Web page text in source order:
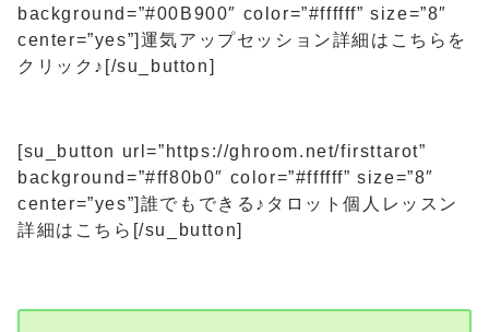
background=”#00B900″ color=”#ffffff” size=”8″
center=”yes”]運気アップセッション詳細はこちらを
クリック♪[/su_button]
[su_button url=”https://ghroom.net/firsttarot”
background=”#ff80b0″ color=”#ffffff” size=”8″
center=”yes”]誰でもできる♪タロット個人レッスン
詳細はこちら[/su_button]